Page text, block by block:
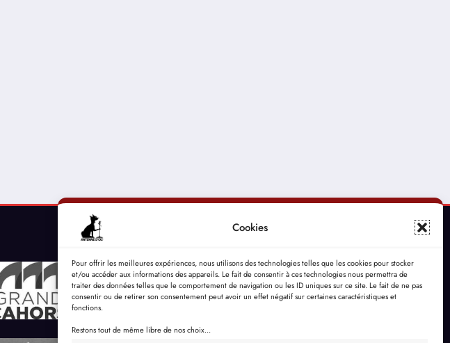
Cookies
Pour offrir les meilleures expériences, nous utilisons des technologies telles que les cookies pour stocker
et/ou accéder aux informations des appareils. Le fait de consentir à ces technologies nous permettra de
traiter des données telles que le comportement de navigation ou les ID uniques sur ce site. Le fait de ne pas
consentir ou de retirer son consentement peut avoir un effet négatif sur certaines caractéristiques et
fonctions.
Restons tout de même libre de nos choix...